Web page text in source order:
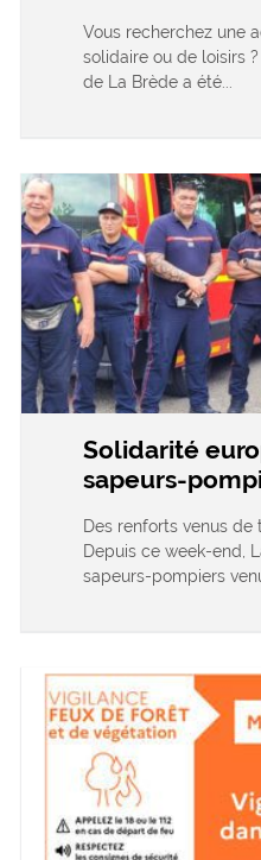
Vous recherchez une
solidaire ou de loisirs
de La Brède a été...
Solidarité
sapeurs-
Des renforts venus de
Depuis ce week-end,
sapeurs-pompiers